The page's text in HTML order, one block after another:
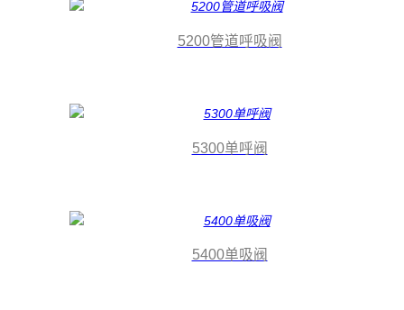
5200管道呼吸阀
5300单呼阀
5400单吸阀